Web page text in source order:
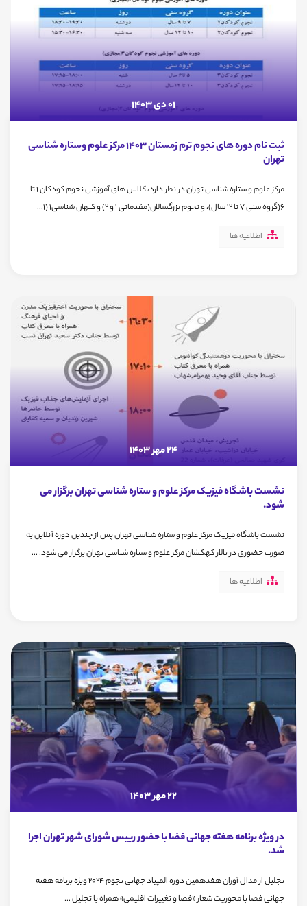
01 دی 1403
ثبت نام دوره های نجوم ترم زمستان 1403 مرکز علوم وستاره شناسی
تهران
مرکز علوم و ستاره شناسی تهران در نظر دارد، کلاس های آموزشی نجوم کودکان ۱ تا
۶(گروه سنی ۷ تا ۱۲ سال)، و نجوم بزرگسالان(مقدماتی ۱ و ۲) و کیهان شناسی۱ (۱...
اطلاعیه ها
24 مهر 1403
نشست باشگاه فیزیک مرکز علوم و ستاره شناسی تهران برگزار می
شود.
نشست باشگاه فیزیک مرکز علوم و ستاره شناسی تهران پس از چندین دوره آنلاین به
صورت حضوری در تالار کهکشان مرکز علوم و ستاره شناسی تهران برگزار می شود. ...
اطلاعیه ها
22 مهر 1403
در ویژه برنامه هفته جهانی فضا با حضور رییس شورای شهر تهران اجرا
شد.
تجلیل از مدال آوران هفدهمین دوره المپیاد جهانی نجوم ۲۰۲۴ ویژه برنامه هفته
جهانی فضا با محوریت شعار «فضا و تغییرات اقلیمی» همراه با تجلیل ...